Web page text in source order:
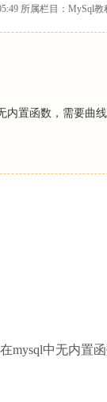
所属栏目：MySql
置函数，需要曲线
mysql中无内置函